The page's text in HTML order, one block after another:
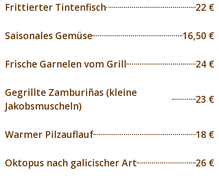
Frittierter Tintenfisch 22 €
Saisonales Gemüse 16,50 €
Frische Garnelen vom Grill 24 €
Gegrillte Zamburiñas (kleine
Jakobsmuscheln)
23 €
Warmer Pilzauflauf 18 €
Oktopus nach galicischer Art 26 €